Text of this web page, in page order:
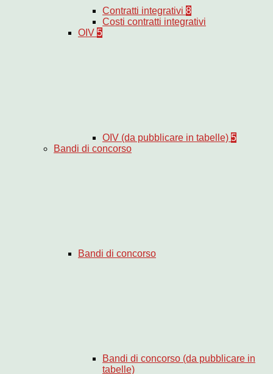
Contratti integrativi 8
Costi contratti integrativi
OIV 5
OIV (da pubblicare in tabelle) 5
Bandi di concorso
Bandi di concorso
Bandi di concorso (da pubblicare in
tabelle)